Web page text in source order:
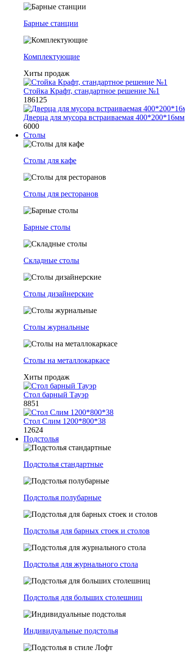
Барные станции
Комплектующие
Хиты продаж
Стойка Крафт, стандартное решение №1
186125
Дверца для мусора встраиваемая 400*200*16мм
6000
Столы
Столы для кафе
Столы для ресторанов
Барные столы
Складные столы
Столы дизайнерские
Столы журнальные
Столы на металлокаркасе
Хиты продаж
Стол барный Тауэр
8851
Стол Слим 1200*800*38
12624
Подстолья
Подстолья стандартные
Подстолья полубарные
Подстолья для барных стоек и столов
Подстолья для журнального стола
Подстолья для больших столешниц
Индивидуальные подстолья